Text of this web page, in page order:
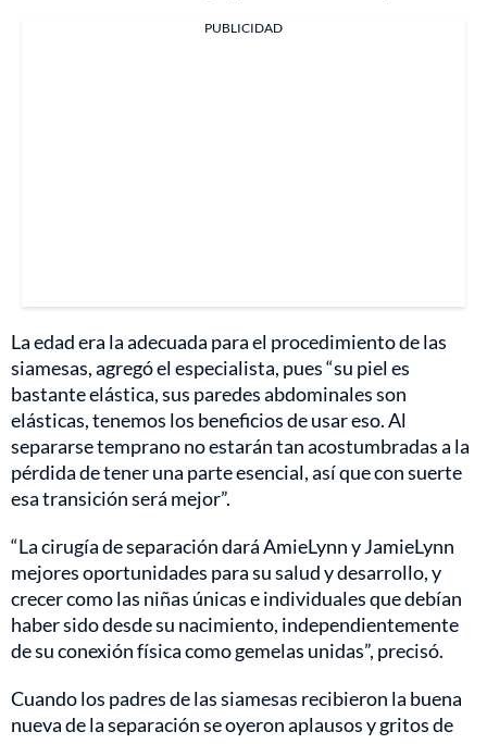
PUBLICIDAD
La edad era la adecuada para el procedimiento de las
siamesas, agregó el especialista, pues “su piel es
bastante elástica, sus paredes abdominales son
elásticas, tenemos los beneficios de usar eso. Al
separarse temprano no estarán tan acostumbradas a la
pérdida de tener una parte esencial, así que con suerte
esa transición será mejor”.
“La cirugía de separación dará AmieLynn y JamieLynn
mejores oportunidades para su salud y desarrollo, y
crecer como las niñas únicas e individuales que debían
haber sido desde su nacimiento, independientemente
de su conexión física como gemelas unidas”, precisó.
Cuando los padres de las siamesas recibieron la buena
nueva de la separación se oyeron aplausos y gritos de